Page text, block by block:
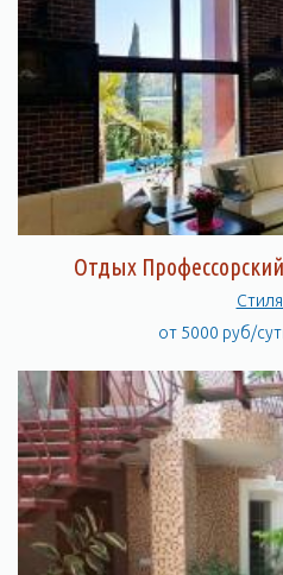
Отдых
от 5000 руб/